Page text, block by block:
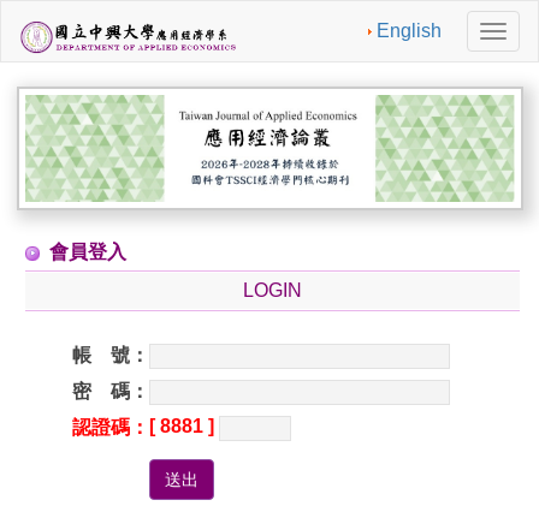
English
切
換
導
航
會員登入
LOGIN
帳 號：
密 碼：
認證碼： [ 8881 ]